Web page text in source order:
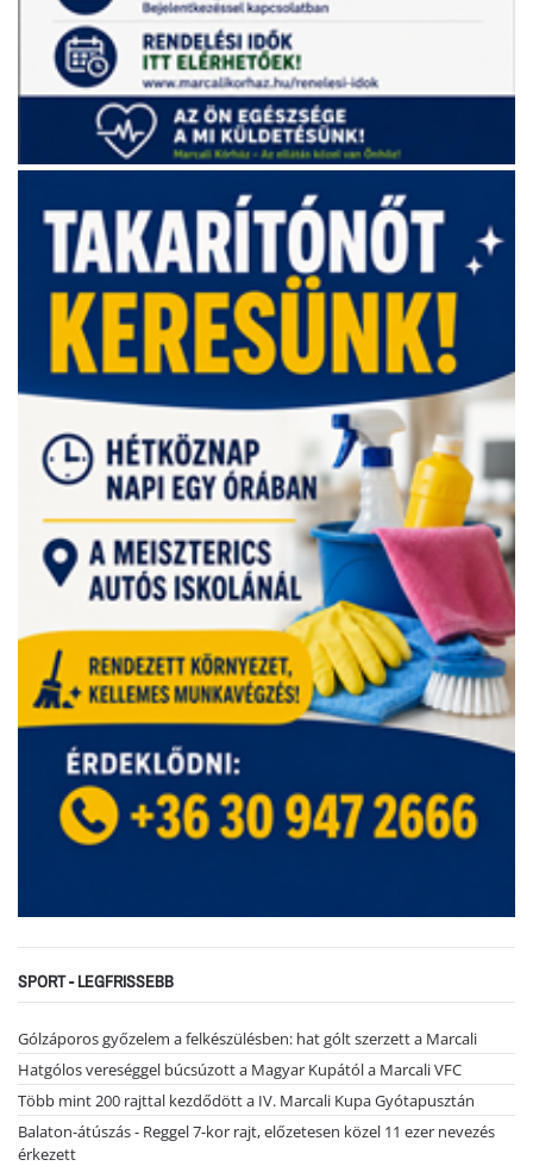
SPORT - LEGFRISSEBB
Gólzáporos győzelem a felkészülésben: hat gólt szerzett a Marcali
Hatgólos vereséggel búcsúzott a Magyar Kupától a Marcali VFC
Több mint 200 rajttal kezdődött a IV. Marcali Kupa Gyótapusztán
Balaton-átúszás - Reggel 7-kor rajt, előzetesen közel 11 ezer nevezés
érkezett